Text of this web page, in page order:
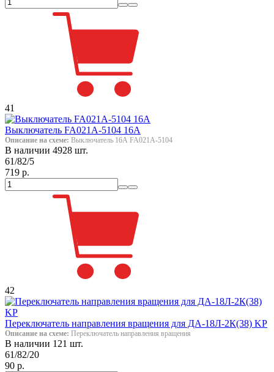
41
Выключатель FA021A-5104 16А
Описание на схеме: Выключатель 16А FA021A-5104
В наличии 4928 шт.
61/82/5
719 р.
42
Переключатель направления вращения для ДА-18Л-2К(38) KP
Описание на схеме: Переключатель направления вращения
В наличии 121 шт.
61/82/20
90 р.